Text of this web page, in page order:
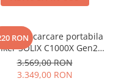
RON
de incarcare portabila
SOLIX C1000X Gen2
2000W 1024Wh
3.569,00 RON
3.349,00 RON